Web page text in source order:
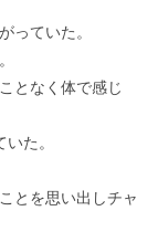
っていた。
となく体で感じ
た。
とを思い出しチャ